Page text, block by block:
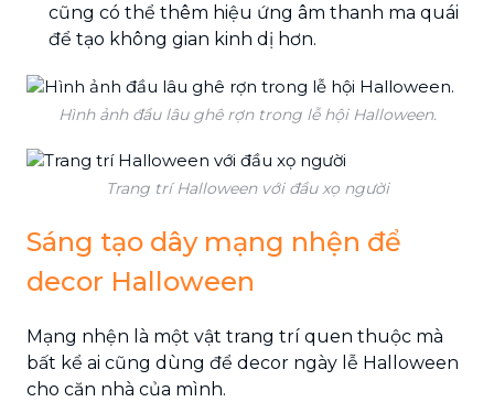
cũng có thể thêm hiệu ứng âm thanh ma quái
để tạo không gian kinh dị hơn.
Hình ảnh đầu lâu ghê rợn trong lễ hội Halloween.
Trang trí Halloween với đầu xọ người
Sáng tạo dây mạng nhện để
decor Halloween
Mạng nhện là một vật trang trí quen thuộc mà
bất kể ai cũng dùng để decor ngày lễ Halloween
cho căn nhà của mình.